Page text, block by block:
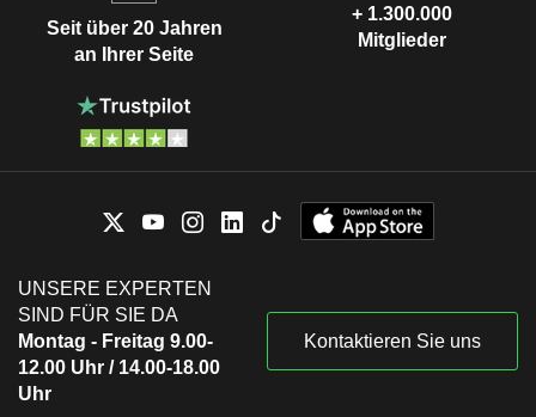
Seit über 20 Jahren
an Ihrer Seite
+ 1.300.000
Mitglieder
UNSERE EXPERTEN
SIND FÜR SIE DA
Montag - Freitag 9.00-
12.00 Uhr / 14.00-18.00
Uhr
Kontaktieren Sie uns